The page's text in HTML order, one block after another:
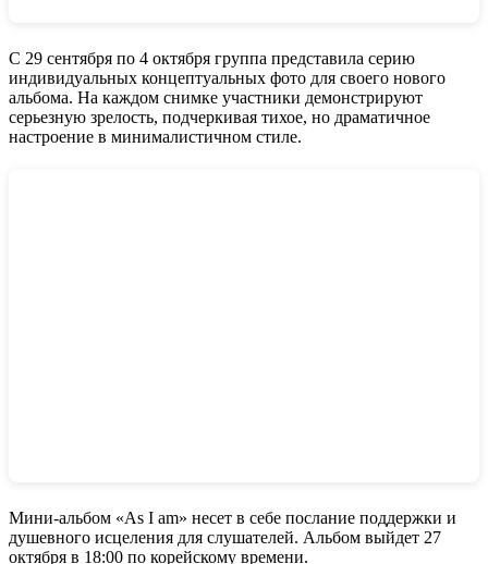
С 29 сентября по 4 октября группа представила серию
индивидуальных концептуальных фото для своего нового
альбома. На каждом снимке участники демонстрируют
серьезную зрелость, подчеркивая тихое, но драматичное
настроение в минималистичном стиле.
Мини-альбом «As I am» несет в себе послание поддержки и
душевного исцеления для слушателей. Альбом выйдет 27
октября в 18:00 по корейскому времени.